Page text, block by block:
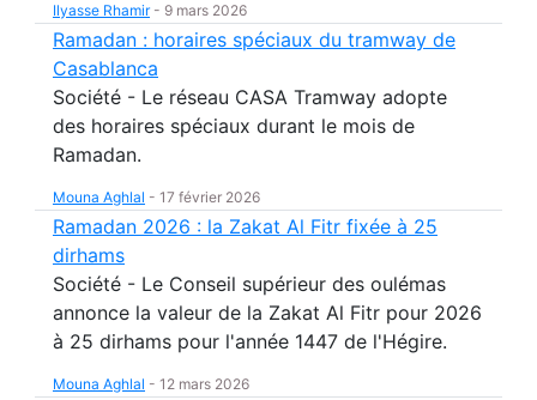
Ilyasse Rhamir- 9 mars 2026
Ramadan : horaires spéciaux du tramway de
Casablanca
Société - Le réseau CASA Tramway adopte
des horaires spéciaux durant le mois de
Ramadan.
Mouna Aghlal - 17 février 2026
Ramadan 2026 : la Zakat Al Fitr fixée à 25
dirhams
Société - Le Conseil supérieur des oulémas
annonce la valeur de la Zakat Al Fitr pour 2026
à 25 dirhams pour l'année 1447 de l'Hégire.
Mouna Aghlal - 12 mars 2026